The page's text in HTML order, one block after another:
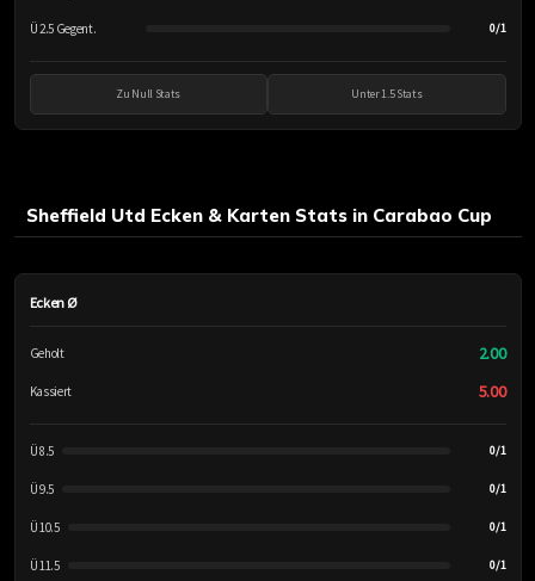
Ü 2.5 Gegent. 0/1
Zu Null Stats Unter 1.5 Stats
Sheffield Utd Ecken & Karten Stats in Carabao Cup
Ecken Ø
Geholt 2.00
Kassiert 5.00
Ü 8.5 0/1
Ü 9.5 0/1
Ü 10.5 0/1
Ü 11.5 0/1